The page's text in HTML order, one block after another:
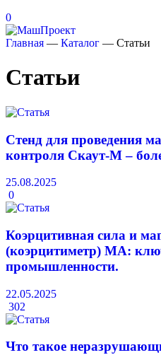
0
Главная — Каталог — Статьи
Статьи
Стенд для проведения
контроля Скаут-М –
25.08.2025
0
Коэрцитивная сила и
(коэрцитиметр) МА:
промышленности.
22.05.2025
302
Что такое